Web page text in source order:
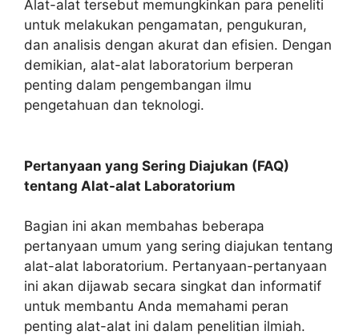
Alat-alat tersebut memungkinkan para peneliti
untuk melakukan pengamatan, pengukuran,
dan analisis dengan akurat dan efisien. Dengan
demikian, alat-alat laboratorium berperan
penting dalam pengembangan ilmu
pengetahuan dan teknologi.
Pertanyaan yang Sering Diajukan (FAQ)
tentang Alat-alat Laboratorium
Bagian ini akan membahas beberapa
pertanyaan umum yang sering diajukan tentang
alat-alat laboratorium. Pertanyaan-pertanyaan
ini akan dijawab secara singkat dan informatif
untuk membantu Anda memahami peran
penting alat-alat ini dalam penelitian ilmiah.